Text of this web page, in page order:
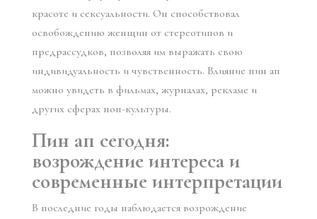
красоте и сексуальности. Он способствовал
освобождению женщин от стереотипов и
предрассудков, позволяя им выражать свою
индивидуальность и чувственность. Влияние пин ап
можно увидеть в фильмах, журналах, рекламе и
других сферах поп-культуры.
Пин ап сегодня:
возрождение интереса и
современные интерпретации
В последние годы наблюдается возрождение